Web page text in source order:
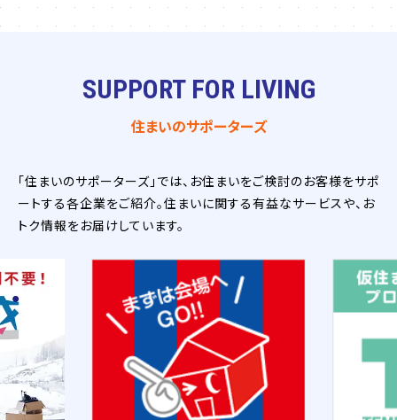
SUPPORT FOR LIVING
住まいのサポーターズ
「住まいのサポーターズ」では、お住まいをご検討のお客様をサポ
ートする各企業をご紹介。住まいに関する有益なサービスや、お
トク情報をお届けしています。